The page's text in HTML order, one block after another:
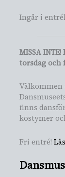
Ingår i
MISSA INTE!
torsdag och
finns
kostymer
Fri entré!